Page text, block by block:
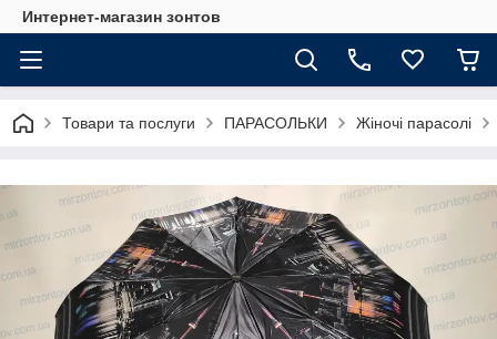
Интернет-магазин зонтов
Товари та послуги ПАРАСОЛЬКИ Жіночі парасолі